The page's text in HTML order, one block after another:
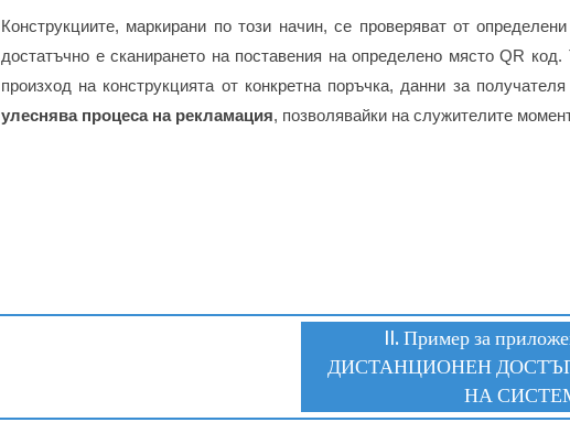
Конструкциите, маркирани по този начин, се проверяват от
достатъчно е сканирането на поставения на определено място QR
произход на конструкцията от конкретна поръчка, данни за
улеснява процеса на рекламация, позволявайки на служителите
II. Пример за
ДИСТАНЦИОНЕН
НА